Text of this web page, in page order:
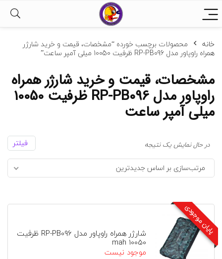
خانه محصولات برچسب خورده “مشخصات، قیمت و خرید شارژر
همراه راوپاور مدل RP-PB096 ظرفیت 10050 میلی آمپر ساعت”
مشخصات، قیمت و خرید شارژر همراه
راوپاور مدل RP-PB096 ظرفیت 10050
میلی آمپر ساعت
فیلتر در حال نمایش یک نتیجه
مرتب‌سازی بر اساس جدیدترین
پایان موجودی شارژر همراه راوپاور مدل RP-PB096 ظرفیت
10050 mah
موجود نیست